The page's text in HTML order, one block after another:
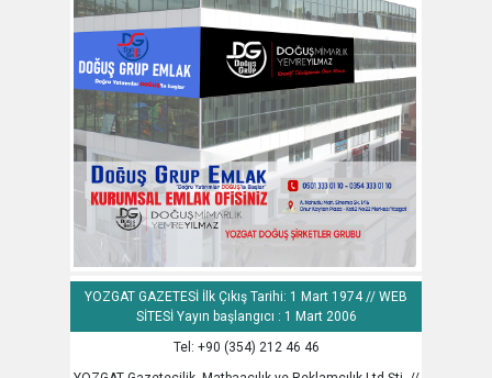
YOZGAT GAZETESİ İlk Çıkış Tarihi: 1 Mart 1974 // WEB
SİTESİ Yayın başlangıcı : 1 Mart 2006
Tel: +90 (354) 212 46 46